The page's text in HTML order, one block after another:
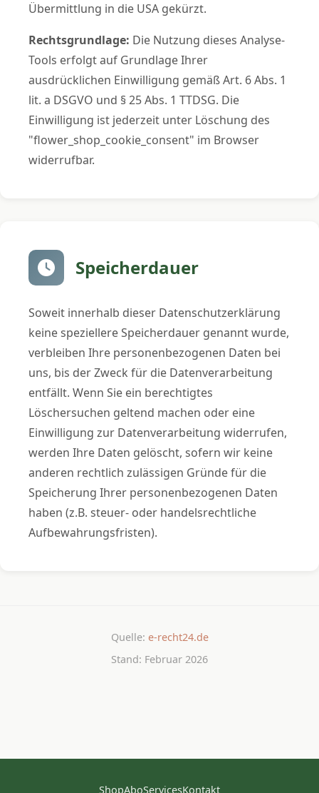
Übermittlung in die USA gekürzt.
Rechtsgrundlage: Die Nutzung dieses Analyse-
Tools erfolgt auf Grundlage Ihrer
ausdrücklichen Einwilligung gemäß Art. 6 Abs. 1
lit. a DSGVO und § 25 Abs. 1 TTDSG. Die
Einwilligung ist jederzeit unter Löschung des
"flower_shop_cookie_consent" im Browser
widerrufbar.
Speicherdauer
Soweit innerhalb dieser Datenschutzerklärung
keine speziellere Speicherdauer genannt wurde,
verbleiben Ihre personenbezogenen Daten bei
uns, bis der Zweck für die Datenverarbeitung
entfällt. Wenn Sie ein berechtigtes
Löschersuchen geltend machen oder eine
Einwilligung zur Datenverarbeitung widerrufen,
werden Ihre Daten gelöscht, sofern wir keine
anderen rechtlich zulässigen Gründe für die
Speicherung Ihrer personenbezogenen Daten
haben (z.B. steuer- oder handelsrechtliche
Aufbewahrungsfristen).
Quelle: e-recht24.de
Stand: Februar 2026
ShopAboServicesKontakt